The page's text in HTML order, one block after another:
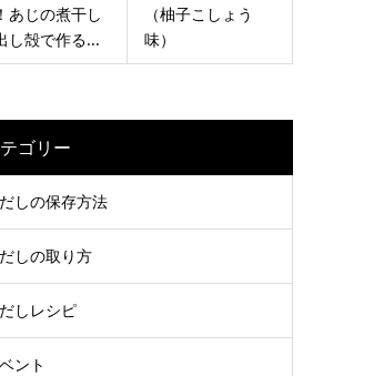
あじの煮干し
し殻で作る...
（柚子こしょう
味）
ゴリー
しの保存方法
しの取り方
しレシピ
ント